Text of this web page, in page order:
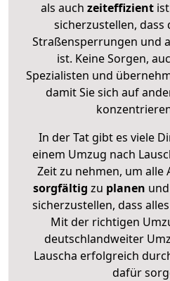
als auch zeiteffizient
sicherzustellen, dass
Straßensperrungen und
ist. Keine Sorgen,
Spezialisten und
damit Sie sich auf
In der Tat gibt es viele
einem Umzug nach
Zeit zu nehmen, um alle
sorgfältig zu planen
sicherzustellen, dass
Mit der richtigen
deutschlandweiter
Lauscha erfolgreich
dafür